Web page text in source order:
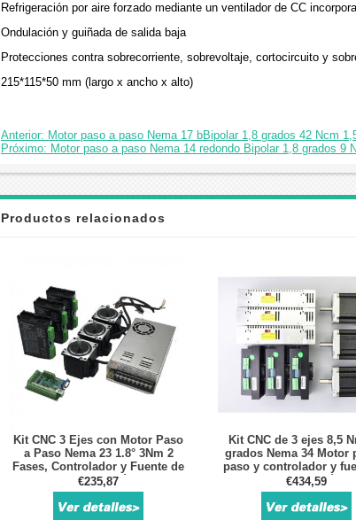
Refrigeración por aire forzado mediante un ventilador de CC
Ondulación y guiñada de salida baja
Protecciones contra sobrecorriente, sobrevoltaje, cortocircuito y
215*115*50 mm (largo x ancho x alto)
Anterior: Motor paso a paso Nema 17 bBipolar 1,8 grados 42 Ncm
Próximo: Motor paso a paso Nema 14 redondo Bipolar 1,8 grados 9
Productos relacionados
Kit CNC 3 Ejes con Motor Paso
a Paso Nema 23 1.8° 3Nm 2
Fases, Controlador y Fuente de
Alimentación
€235,87
Kit CNC de 3 ejes 8,5
grados Nema 34 Motor
paso y controlador y
alimentación
€434,59